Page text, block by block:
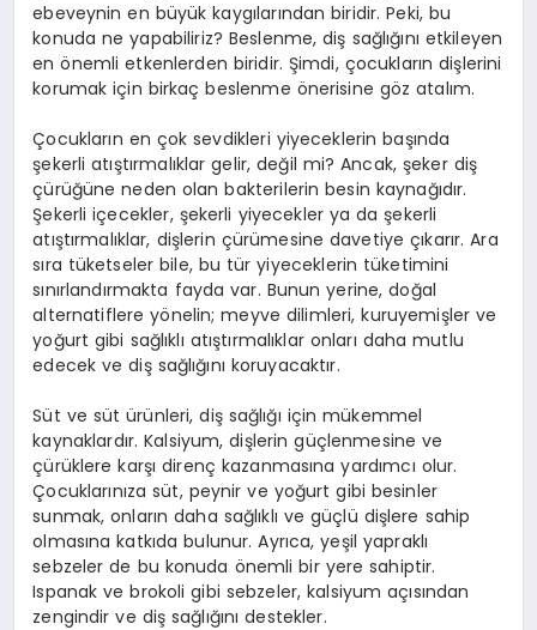
ebeveynin en büyük kaygılarından biridir. Peki, bu
konuda ne yapabiliriz? Beslenme, diş sağlığını etkileyen
en önemli etkenlerden biridir. Şimdi, çocukların dişlerini
korumak için birkaç beslenme önerisine göz atalım.
Çocukların en çok sevdikleri yiyeceklerin başında
şekerli atıştırmalıklar gelir, değil mi? Ancak, şeker diş
çürüğüne neden olan bakterilerin besin kaynağıdır.
Şekerli içecekler, şekerli yiyecekler ya da şekerli
atıştırmalıklar, dişlerin çürümesine davetiye çıkarır. Ara
sıra tüketseler bile, bu tür yiyeceklerin tüketimini
sınırlandırmakta fayda var. Bunun yerine, doğal
alternatiflere yönelin; meyve dilimleri, kuruyemişler ve
yoğurt gibi sağlıklı atıştırmalıklar onları daha mutlu
edecek ve diş sağlığını koruyacaktır.
Süt ve süt ürünleri, diş sağlığı için mükemmel
kaynaklardır. Kalsiyum, dişlerin güçlenmesine ve
çürüklere karşı direnç kazanmasına yardımcı olur.
Çocuklarınıza süt, peynir ve yoğurt gibi besinler
sunmak, onların daha sağlıklı ve güçlü dişlere sahip
olmasına katkıda bulunur. Ayrıca, yeşil yapraklı
sebzeler de bu konuda önemli bir yere sahiptir.
Ispanak ve brokoli gibi sebzeler, kalsiyum açısından
zengindir ve diş sağlığını destekler.